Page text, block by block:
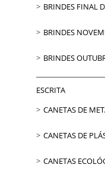
BRINDES FINAL
BRINDES
BRINDES
ESCRITA
CANETAS DE
CANETAS DE
CANETAS